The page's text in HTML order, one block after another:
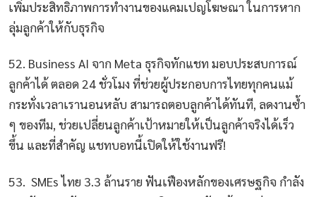
เพิ่มประสิทธิภาพการทำงานของแคมเปญโฆษณา ในการหาก
ลุ่มลูกค้าให้กับธุรกิจ
52. Business AI จาก Meta ธุรกิจทักแชท มอบประสบการณ์
ลูกค้าได้ ตลอด 24 ชั่วโมง ที่ช่วยผู้ประกอบการไทยทุกคนแม้
กระทั่งเวลาเรานอนหลับ สามารถตอบลูกค้าได้ทันที, ลดงานซ้ำ
ๆ ของทีม, ช่วยเปลี่ยนลูกค้าเป้าหมายให้เป็นลูกค้าจริงได้เร็ว
ขึ้น และที่สำคัญ แชทบอทนี้เปิดให้ใช้งานฟรี!
53. SMEs ไทย 3.3 ล้านราย ฟันเฟืองหลักของเศรษฐกิจ กำลัง